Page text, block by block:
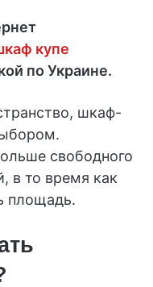
купе
по Украине.
шкаф-
свободного
в то время как
площадь.